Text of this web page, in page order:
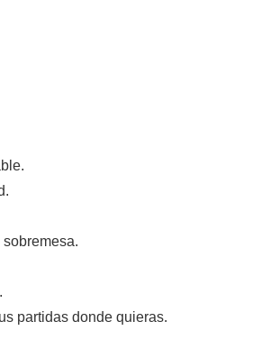
partidas donde quieras.